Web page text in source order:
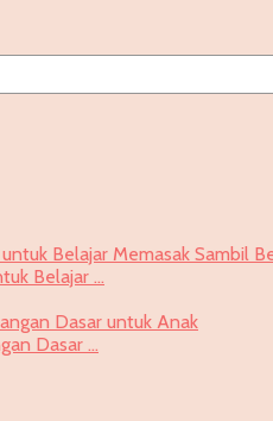
Belajar …
Dasar …